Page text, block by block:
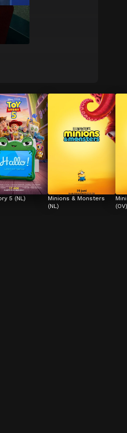
5 (NL)
Minions & Monsters
(NL)
(OV)